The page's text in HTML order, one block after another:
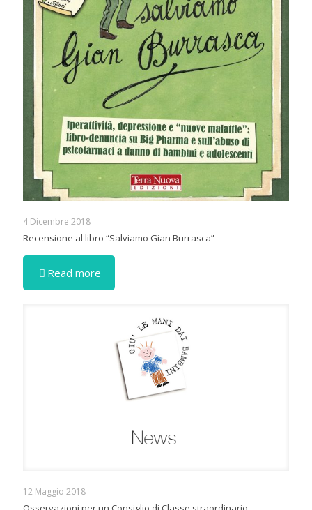
4 Dicembre 2018
Recensione al libro “Salviamo Gian Burrasca”
Read more
12 Maggio 2018